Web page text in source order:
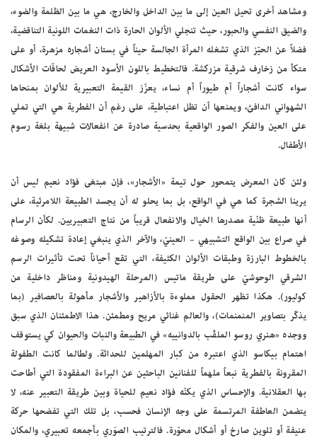
ومشاهد أخرى تحيل العين إلى ما بين الداخل والخارج، هي ما بين الظلمة والضوء،
والضيق النفسي والحبور، حيث تنجلي الألوان الحارة ذات النغمات اللونية التناقضية،
فضلاً عن الحيّز الذي تشغله المرأة الجالسة حيناً في بستان أشجاره مزهرة، أو على
متكأ من زخارف شرقية مزركشة. فالتخطيط باللون الأسود العريض لحافّات الأشكال
سواء كانت أشجاراً أم طيوراً أم نساء، يعزّز القيمة التعبيرية للألوان بمنحاها
الشهواني الدافئ، ويمنعها أن تظل اعتباطية، على رغم أن الفطرية هي التي تملي
على العين والفكر الصور الواقعية بحدسية صادرة عن انفعالات شبيهة بلغة رسوم
الأطفال.
ولئن كان المعرض يتمحور حول تيمة «الأشجار»، فإن مبتغى فؤاد نعيم ليس أن
يرينا الشجرة كما هي في الواقع، بل بما يحلو له أن يجسد الطبيعة اللامرئية، على
أنها طبيعة ظنّية مصدرها الخيال والانفعال قريباً من نتاج التعبيريين. لكأن الرسام
في صراع بين الواقع التشبيهي – العينيّ، والآخر الذي ينبغي إعادة تشكيله وصوغه
بالخطوط البارزة وطبقات الألوان الكثيفة، التي تقع أحياناً تحت تأثيرات الرسم
الشرقي الوحوشيّ على طريقة ماتيس (المرحلة الهيدونية ومناظر داخلية من
كوليور). هكذا تظهر الحقول مملوءة بالأزاهير والأشجار مأهولة بالعصافير (بما
يذكّر بتصاوير المنمنمات)، والعالم غنائي مريح ومطمئن. هذا الاطمئنان الذي سبق
ووجده «هنري روسو الملقّب بالدوانييه» في الطبيعة والنبات والحيوان كي يستوقف
اهتمام بيكاسو الذي اعتبره من كبار المهلمين للحداثة. ولطالما كانت الطفولة
المقرونة بالفطرية نبعاً ملهماً للفنانين الباحثين عن البراءة المفقودة التي أطاحت
بها العقلانية. والإحساس الذي يكنّه فؤاد نعيم للحياة وبين طريقة التعبير عنه، لا
يتضمن العاطفة المرتسمة على وجه الإنسان فحسب، بل تلك التي تفضحها حركة
عنيفة أو تلوين صارخ أو أشكال محوّرة. فالترتيب الصوَري بأجمعه تعبيري، والمكان